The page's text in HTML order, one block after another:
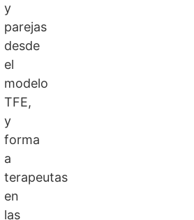
y
parejas
desde
el
modelo
TFE,
y
forma
a
terapeutas
en
las